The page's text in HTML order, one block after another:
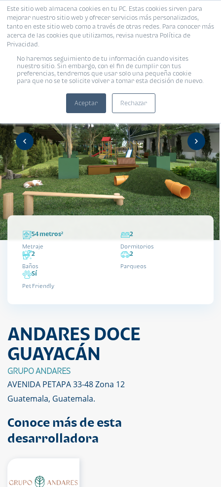
Este sitio web almacena cookies en tu PC. Estas cookies sirven para
mejorar nuestro sitio web y ofrecer servicios más personalizados,
tanto en este sitio web como a través de otras redes. Para conocer más
acerca de las cookies que utilizamos, revisa nuestra Política de
Privacidad.
No haremos seguimiento de tu información cuando visites
nuestro sitio. Sin embargo, con el fin de cumplir con tus
preferencias, tendremos que usar solo una pequeña cookie
para que no se te solicite volver a tomar esta decisión de nuevo.
Aceptar Rechazar
54 metros²
Metraje
2
Dormitorios
2
Baños
2
Parqueos
Sí
Pet Friendly
ANDARES DOCE
GUAYACÁN
GRUPO ANDARES
AVENIDA PETAPA 33-48 Zona 12
Guatemala, Guatemala.
Conoce más de esta
desarrolladora